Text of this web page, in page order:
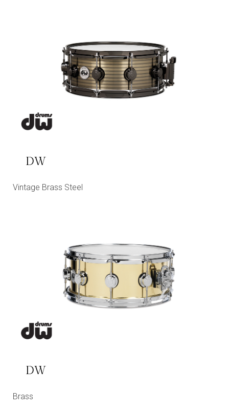
DW
Vintage Brass Steel
DW
Brass